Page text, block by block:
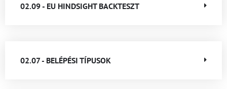
02.09 - EU HINDSIGHT BACKTESZT
02.07 - BELÉPÉSI TÍPUSOK